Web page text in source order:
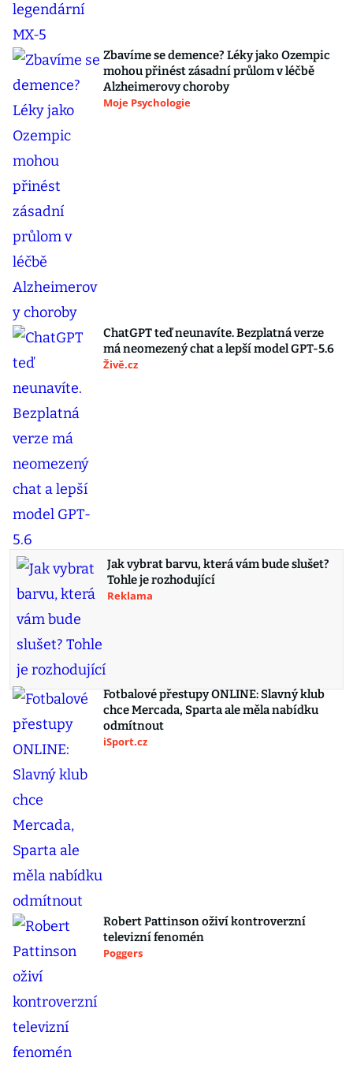
Zbavíme se demence? Léky jako Ozempic
mohou přinést zásadní průlom v léčbě
Alzheimerovy choroby
Moje Psychologie
ChatGPT teď neunavíte. Bezplatná verze
má neomezený chat a lepší model GPT-5.6
Živě.cz
Jak vybrat barvu, která vám bude slušet?
Tohle je rozhodující
Reklama
Fotbalové přestupy ONLINE: Slavný klub
chce Mercada, Sparta ale měla nabídku
odmítnout
iSport.cz
Robert Pattinson oživí kontroverzní
televizní fenomén
Poggers